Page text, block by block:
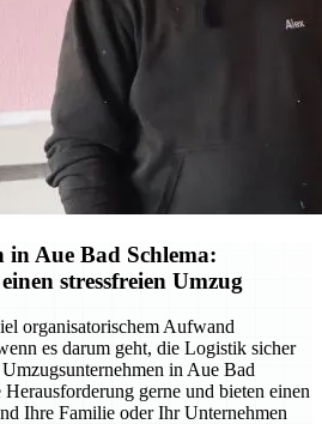
in Aue Bad Schlema:
stressfreien Umzug
organisatorischem Aufwand
es darum geht, die Logistik sicher
in Aue Bad
Herausforderung gerne und bieten einen
Ihre Familie oder Ihr Unternehmen